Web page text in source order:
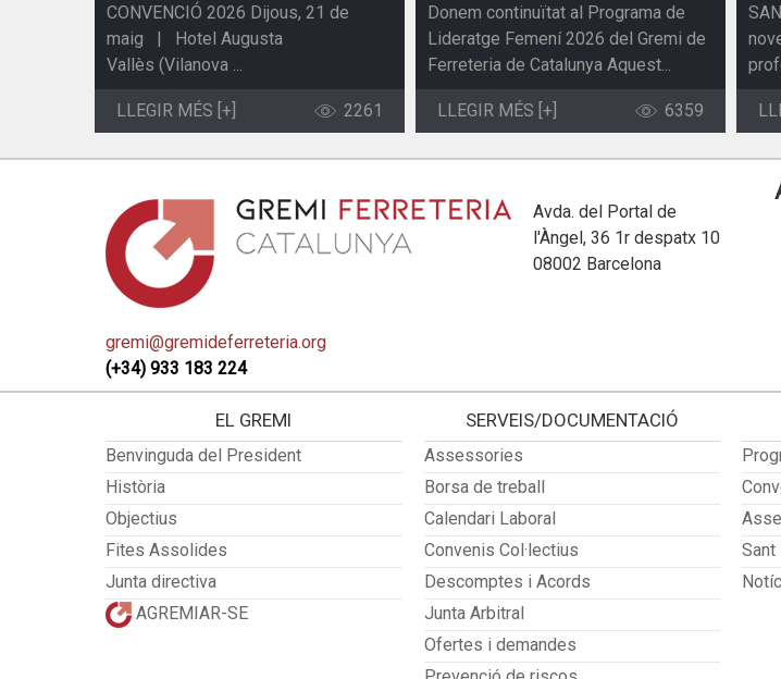
CONVENCIÓ 2026 Dijous, 21 de
maig | Hotel Augusta
Vallès (Vilanova ...
LLEGIR MÉS [+] 2261
Donem continuïtat al Programa de
Lideratge Femení 2026 del Gremi de
Ferreteria de Catalunya Aquest...
LLEGIR MÉS [+] 6359
Avda. del Portal de
l'Àngel, 36 1r despatx 10
08002 Barcelona
gremi@gremideferreteria.org
(+34) 933 183 224
EL GREMI
Benvinguda del President
Història
Objectius
Fites Assolides
Junta directiva
AGREMIAR-SE
SERVEIS/DOCUMENTACIÓ
Assessories
Borsa de treball
Calendari Laboral
Convenis Col·lectius
Descomptes i Acords
Junta Arbitral
Ofertes i demandes
Sant